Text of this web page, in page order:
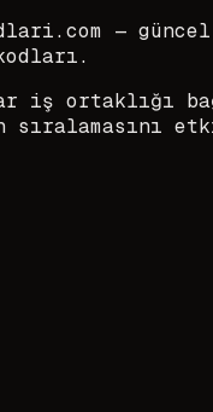
—
iş ortaklığı